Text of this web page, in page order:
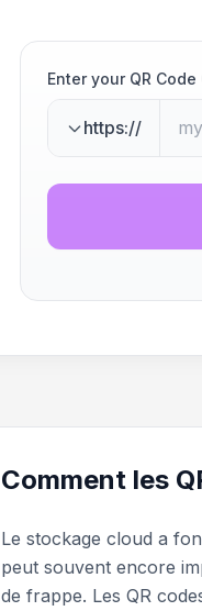
Enter your QR
https://
Comment les
Le stockage cloud a
peut souvent encore
de frappe. Les QR